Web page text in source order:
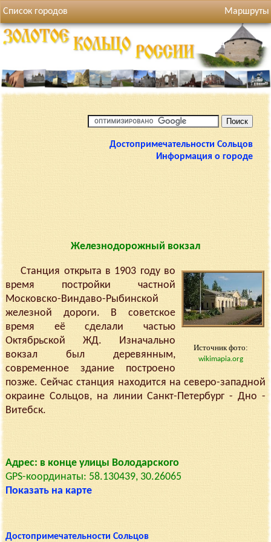
Список городов Маршруты
Достопримечательности Сольцов
Информация о городе
Железнодорожный вокзал
Источник фото:
wikimapia.org
Станция открыта в 1903 году во
время постройки частной
Московско-Виндаво-Рыбинской
железной дороги. В советское
время её сделали частью
Октябрьской ЖД. Изначально
вокзал был деревянным,
современное здание построено
позже. Сейчас станция находится на северо-западной
окраине Сольцов, на линии Санкт-Петербург - Дно -
Витебск.
Адрес: в конце улицы Володарского
GPS-координаты: 58.130439, 30.26065
Показать на карте
Достопримечательности Сольцов